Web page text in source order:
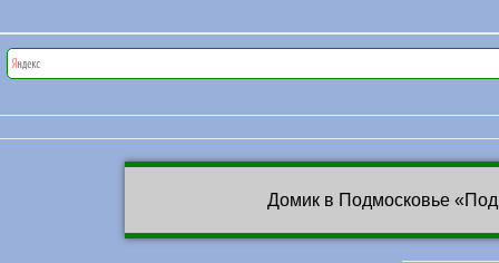
Домик в Подмосковье